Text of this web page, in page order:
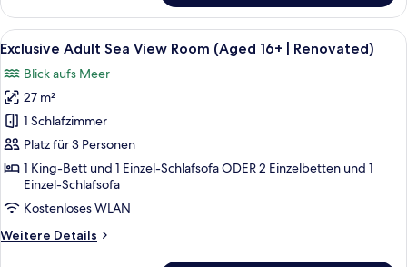
anzeigen
Adult
Sea-
Front
Room
(Aged
16+
Renovated)
Alle
Fotos
für
Exclusive
Adult
Sea
View
Room
(Aged
16+
|
Exclusive Adult Sea View Room
10
Exclusive Adult Sea View Room (Aged 16+ | Renovated)
Blick aufs Meer
27 m²
1 Schlafzimmer
Platz für 3 Personen
1 King-Bett und 1 Einzel-Schlafsofa ODER 2 Einzelbetten und 1
Einzel-Schlafsofa
Kostenloses WLAN
Weitere Details
Weitere